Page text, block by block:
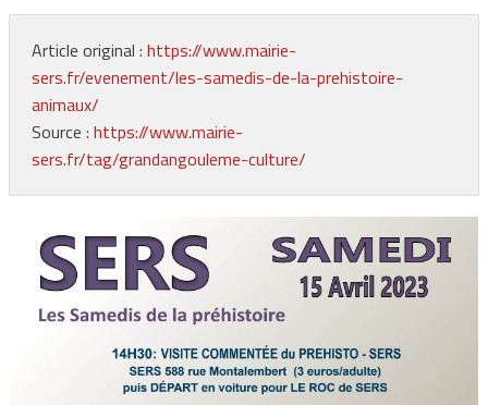
Article original : https://www.mairie-
sers.fr/evenement/les-samedis-de-la-prehistoire-
animaux/
Source : https://www.mairie-
sers.fr/tag/grandangouleme-culture/